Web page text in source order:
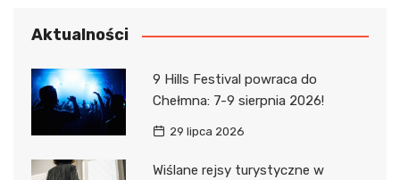
Aktualności
9 Hills Festival powraca do
Chełmna: 7-9 sierpnia 2026!
29 lipca 2026
Wiślane rejsy turystyczne w